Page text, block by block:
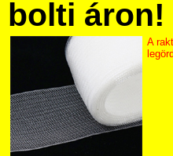
bolti áron!
A